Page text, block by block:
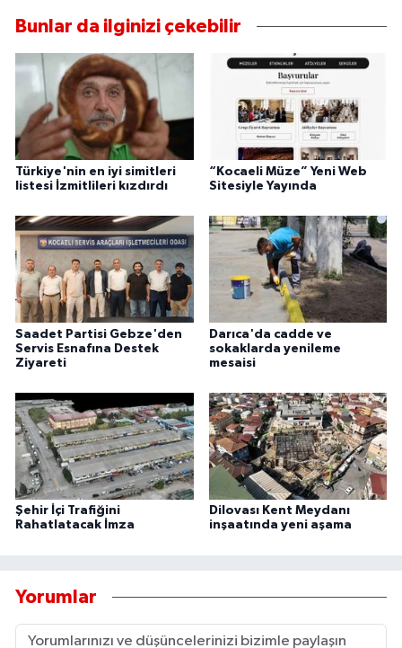
Bunlar da ilginizi çekebilir
Türkiye'nin en iyi simitleri
listesi İzmitlileri kızdırdı
“Kocaeli Müze” Yeni Web
Sitesiyle Yayında
Saadet Partisi Gebze'den
Servis Esnafına Destek
Ziyareti
Darıca'da cadde ve
sokaklarda yenileme
mesaisi
Şehir İçi Trafiğini
Rahatlatacak İmza
Dilovası Kent Meydanı
inşaatında yeni aşama
Yorumlar